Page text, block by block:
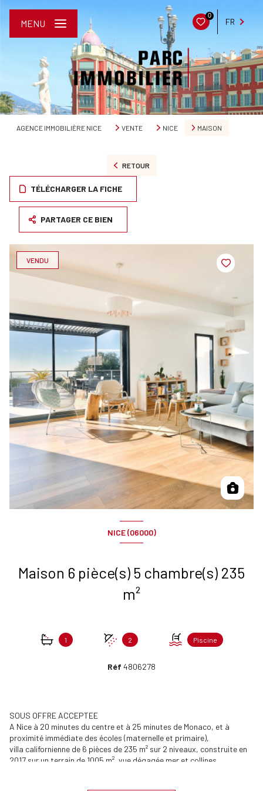
0
FR
MENU
AGENCE IMMOBILIÈRE NICE VENTE NICE MAISON
RETOUR
TÉLÉCHARGER LA FICHE
PARTAGER CE BIEN
VENDU
NICE (06000)
Maison 6 pièce(s) 5 chambre(s) 235
m²
1 2 Piscine
Réf 4806278
SOUS OFFRE ACCEPTEE
A Nice à 20 minutes du centre et à 25 minutes de Monaco, et à
proximité immédiate des écoles (maternelle et primaire),
villa californienne de 6 pièces de 235 m² sur 2 niveaux, construite en
2017 sur un terrain de 1005 m², vue dégagée mer et collines